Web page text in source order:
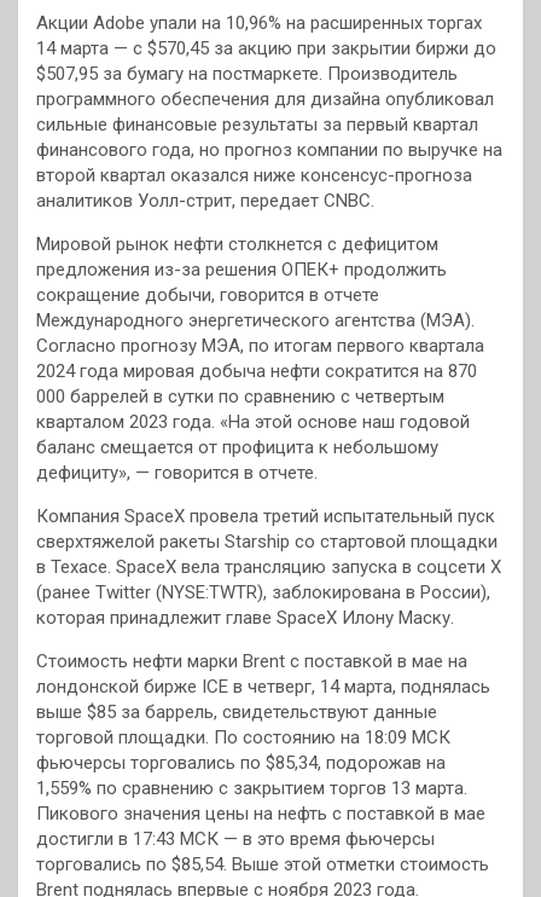
Акции Adobe упали на 10,96% на расширенных торгах
14 марта — с $570,45 за акцию при закрытии биржи до
$507,95 за бумагу на постмаркете. Производитель
программного обеспечения для дизайна опубликовал
сильные финансовые результаты за первый квартал
финансового года, но прогноз компании по выручке на
второй квартал оказался ниже консенсус-прогноза
аналитиков Уолл-стрит, передает CNBC.
Мировой рынок нефти столкнется с дефицитом
предложения из-за решения ОПЕК+ продолжить
сокращение добычи, говорится в отчете
Международного энергетического агентства (МЭА).
Согласно прогнозу МЭА, по итогам первого квартала
2024 года мировая добыча нефти сократится на 870
000 баррелей в сутки по сравнению с четвертым
кварталом 2023 года. «На этой основе наш годовой
баланс смещается от профицита к небольшому
дефициту», — говорится в отчете.
Компания SpaceX провела третий испытательный пуск
сверхтяжелой ракеты Starship со стартовой площадки
в Техасе. SpaceX вела трансляцию запуска в соцсети X
(ранее Twitter (NYSE:TWTR), заблокирована в России),
которая принадлежит главе SpaceX Илону Маску.
Стоимость нефти марки Brent с поставкой в мае на
лондонской бирже ICE в четверг, 14 марта, поднялась
выше $85 за баррель, свидетельствуют данные
торговой площадки. По состоянию на 18:09 МСК
фьючерсы торговались по $85,34, подорожав на
1,559% по сравнению с закрытием торгов 13 марта.
Пикового значения цены на нефть с поставкой в мае
достигли в 17:43 МСК — в это время фьючерсы
торговались по $85,54. Выше этой отметки стоимость
Brent поднялась впервые с ноября 2023 года.